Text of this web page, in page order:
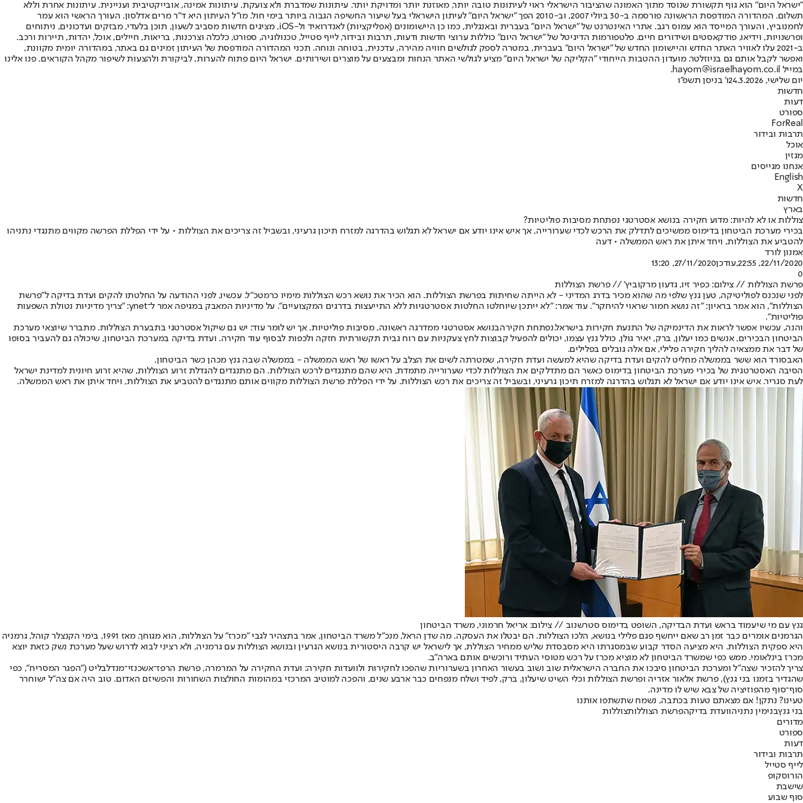
"ישראל היום" הוא גוף תקשורת שנוסד מתוך האמונה שהציבור הישראלי ראוי לעיתונות טובה יותר, מאוזנת יותר ומדויקת יותר. עיתונות שמדברת ולא צועקת. עיתונות אמינה, אובייקטיבית ועניינית. עיתונות אחרת וללא
תשלום. המהדורה המודפסת הראשונה פורסמה ב-30 ביולי 2007, וב-2010 הפך "ישראל היום" לעיתון הישראלי בעל שיעור החשיפה הגבוה ביותר בימי חול. מו"ל העיתון היא ד"ר מרים אדלסון. העורך הראשי הוא עמר
לחמנוביץ, והעורך המייסד הוא עמוס רגב. אתרי האינטרנט של "ישראל היום" בעברית ובאנגלית, כמו כן היישומונים (אפליקציות) לאנדרואיד ול-iOS, מציגים חדשות מסביב לשעון, תוכן בלעדי, מבזקים ועדכונים, ניתוחים
ופרשנויות, וידיאו, פודקאסטים ושידורים חיים. פלטפורמות הדיגיטל של "ישראל היום" כוללות ערוצי חדשות ודעות, תרבות ובידור, לייף סטייל, טכנולוגיה, ספורט, כלכלה וצרכנות, בריאות, חיילים, אוכל, יהדות, תיירות ורכב.
ב-2021 עלו לאוויר האתר החדש והיישומון החדש של "ישראל היום" בעברית, במטרה לספק לגולשים חוויה מהירה, עדכנית, בטוחה ונוחה. תכני המהדורה המודפסת של העיתון זמינים גם באתר, במהדורה יומית מקוונת,
ואפשר לקבל אותם גם בניוזלטר. מועדון ההטבות הייחודי "הקליקה של ישראל היום" מציע לגולשי האתר הנחות ומבצעים על מוצרים ושירותים. ישראל היום פתוח להערות, לביקורת ולהצעות לשיפור מקהל הקוראים. פנו אלינו
במייל hayom@israelhayom.co.il.
יום שלישי, 24.3.2026
ו' בניסן תשפ"ו
חדשות
דעות
ספורט
ForReal
תרבות ובידור
אוכל
מגזין
אנחנו מגייסים
English
X
חדשות
בארץ
צוללות או לא להיות: מדוע חקירה בנושא אסטרטגי נפתחת מסיבות פוליטיות?
בכירי מערכת הביטחון בדימוס ממשיכים לתדלק את הרכש לכדי שערורייה, אך איש אינו יודע אם ישראל לא תגלוש בהדרגה למזרח תיכון גרעיני, ובשביל זה צריכים את הצוללות • על ידי הפללת הפרשה מקווים מתנגדי נתניהו
להטביע את הצוללות, ויחד איתן את ראש הממשלה • דעה
אמנון לורד
22/11/2020, 22:55
,עודכן27/11/2020, 13:20
0
פרשת הצוללות // צילום: כפיר זיו, גדעון מרקוביץ' // פרשת הצוללות
לפני שנכנס לפוליטיקה, טען גנץ שלפי מה שהוא מכיר בדרג המדיני - לא הייתה שחיתות בפרשת הצוללות. הוא הכיר את נושא רכש הצוללות מימיו כרמטכ"ל. עכשיו, לפני ההודעה על החלטתו להקים ועדת בדיקה ל"פרשת
הצוללות", הוא אמר בראיון: "זה נושא חמור שראוי להיחקר". עוד אמר: "לא ייתכן שיוחלטו החלטות אסטרטגיות ללא התייעצות בדרגים המקצועיים". על מדיניות המאבק במגיפה אמר ל־ynet: "צריך מדיניות נטולת השפעות
פוליטיות".
והנה, עכשיו אפשר לראות את הדינמיקה של התנעת חקירות בישראל.נפתחת חקירהבנושא אסטרטגי ממדרגה ראשונה, מסיבות פוליטיות. אך יש לומר עוד: יש גם שיקול אסטרטגי בתבערת הצוללות. מתברר שיוצאי מערכת
הביטחון הבכירים, אנשים כמו יעלון, ברק, יאיר גולן, כולל גנץ עצמו, יכולים להפעיל קבוצות לחץ צעקניות עם רוח גבית תקשורתית חזקה ולכפות לבסוף עוד חקירה. ועדת בדיקה במערכת הביטחון, שיכולה גם להעביר בסופו
של דבר את ממצאיה להליך חקירה פלילי, אם אלה גובלים בפלילים.
האבסורד הוא ששר בממשלה מחליט להקים ועדת בדיקה שהיא למעשה ועדת חקירה, שמטרתה לשים את הצלב על ראשו של ראש הממשלה - בממשלה שבה גנץ מכהן כשר הביטחון.
הסיבה האסטרטגית של בכירי מערכת הביטחון בדימוס כאשר הם מתדלקים את הצוללות לכדי שערורייה מתמדת, היא שהם מתנגדים לרכש הצוללות. הם מתנגדים להגדלת זרוע הצוללות, שהיא זרוע חיונית למדינת ישראל
לעת סגריר. איש אינו יודע אם ישראל לא תגלוש בהדרגה למזרח תיכון גרעיני, ובשביל זה צריכים את רכש הצוללות. על ידי הפללת פרשת הצוללות מקווים אותם מתנגדים להטביע את הצוללות, ויחד איתן את ראש הממשלה.
גנץ עם מי שיעמוד בראש ועדת הבדיקה, השופט בדימוס סטרשנוב // צילום: אריאל חרמוני, משרד הביטחון
הגרמנים אומרים כבר זמן רב שאם ייחשף פגם פלילי בנושא, הלכו הצוללות. הם יבטלו את העסקה. מה שדן הראל, מנכ"ל משרד הביטחון, אמר בתצהיר לגבי "מכרז" על הצוללות, הוא מגוחך. מאז 1991, בימי הקנצלר קוהל, גרמניה
היא ספקית הצוללות. היא מציעה הסדר קבוע שבמסגרתו היא מסבסדת שליש ממחיר הצוללת, אך לישראל יש קרבה היסטורית בנושא הגרעין ובנושא הצוללות עם גרמניה, ולא רציני לבוא לדרוש שעל מערכת נשק כזאת יוצא
מכרז בינלאומי. ממש כפי שמשרד הביטחון לא מוציא מכרז על רכש מטוסי העתיד ורוכשים אותם בארה"ב.
צריך להזכיר שצה"ל ומערכת הביטחון סיבכו את החברה הישראלית שוב ושוב בעשור האחרון בשערוריות שהפכו לחקירות ולוועדות חקירה: ועדת החקירה על המרמרה, פרשת הרפז־אשכנזי־מנדלבליט ("הפגר המסריח", כפי
שהגדיר בזמנו בני גנץ), פרשת אלאור אזריה ופרשת הצוללות וכלי השיט שיעלון, ברק, לפיד ושלח מנפחים כבר ארבע שנים, והפכה למוטיב המרכזי במהומות החולצות השחורות והפשיזם האדום. טוב היה אם צה"ל ישוחרר
סוף־סוף מהפוזיציה של צבא שיש לו מדינה.
טעינו? נתקן! אם מצאתם טעות בכתבה, נשמח שתשתפו אותנו
בני גנץבנימין נתניהוועדת בדיקהפרשת הצוללותצוללות
מדורים
ספורט
דעות
תרבות ובידור
לייף סטייל
הורוסקופ
שישבת
סוף שבוע